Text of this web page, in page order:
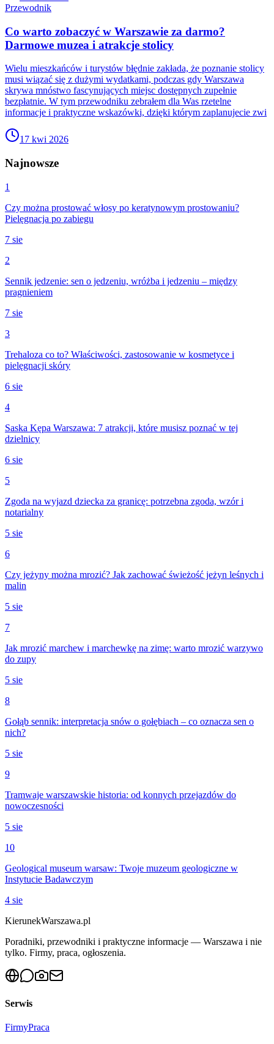
Przewodnik
Co warto zobaczyć w Warszawie za darmo?
Darmowe muzea i atrakcje stolicy
Wielu mieszkańców i turystów błędnie zakłada, że poznanie stolicy
musi wiązać się z dużymi wydatkami, podczas gdy Warszawa
skrywa mnóstwo fascynujących miejsc dostępnych zupełnie
bezpłatnie. W tym przewodniku zebrałem dla Was rzetelne
informacje i praktyczne wskazówki, dzięki którym zaplanujecie zwi
17 kwi 2026
Najnowsze
1
Czy można prostować włosy po keratynowym prostowaniu?
Pielęgnacja po zabiegu
7 sie
2
Sennik jedzenie: sen o jedzeniu, wróżba i jedzeniu – między
pragnieniem
7 sie
3
Trehaloza co to? Właściwości, zastosowanie w kosmetyce i
pielęgnacji skóry
6 sie
4
Saska Kępa Warszawa: 7 atrakcji, które musisz poznać w tej
dzielnicy
6 sie
5
Zgoda na wyjazd dziecka za granicę: potrzebna zgoda, wzór i
notarialny
5 sie
6
Czy jeżyny można mrozić? Jak zachować świeżość jeżyn leśnych i
malin
5 sie
7
Jak mrozić marchew i marchewkę na zimę: warto mrozić warzywo
do zupy
5 sie
8
Gołąb sennik: interpretacja snów o gołębiach – co oznacza sen o
nich?
5 sie
9
Tramwaje warszawskie historia: od konnych przejazdów do
nowoczesności
5 sie
10
Geological museum warsaw: Twoje muzeum geologiczne w
Instytucie Badawczym
4 sie
KierunekWarszawa.pl
Poradniki, przewodniki i praktyczne informacje — Warszawa i nie
tylko. Firmy, praca, ogłoszenia.
Serwis
FirmyPraca